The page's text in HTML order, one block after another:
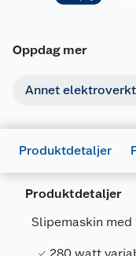
Oppdag mer
Annet
Produktdetaljer
Produktdetaljer
Slipemaskin